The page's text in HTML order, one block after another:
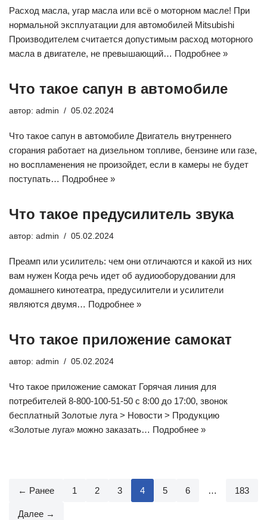
Расход масла, угар масла или всё о моторном масле! При
нормальной эксплуатации для автомобилей Mitsubishi
Производителем считается допустимым расход моторного
масла в двигателе, не превышающий… Подробнее »
Что такое сапун в автомобиле
автор: admin 05.02.2024
Что такое сапун в автомобиле Двигатель внутреннего
сгорания работает на дизельном топливе, бензине или газе,
но воспламенения не произойдет, если в камеры не будет
поступать… Подробнее »
Что такое предусилитель звука
автор: admin 05.02.2024
Преамп или усилитель: чем они отличаются и какой из них
вам нужен Когда речь идет об аудиооборудовании для
домашнего кинотеатра, предусилители и усилители
являются двумя… Подробнее »
Что такое приложение самокат
автор: admin 05.02.2024
Что такое приложение самокат Горячая линия для
потребителей 8-800-100-51-50 с 8:00 до 17:00, звонок
бесплатный Золотые луга > Новости > Продукцию
«Золотые луга» можно заказать… Подробнее »
← Ранее 1 2 3 4 5 6 … 183
Далее →